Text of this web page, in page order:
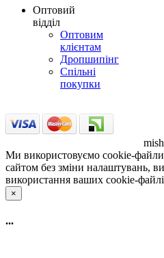
Оптовий
відділ
Оптовим
клієнтам
Дропшипінг
Спільні
покупки
Ми використовуємо cookie-
сайтом без зміни налаштувань,
використання ваших cookie-
×
...